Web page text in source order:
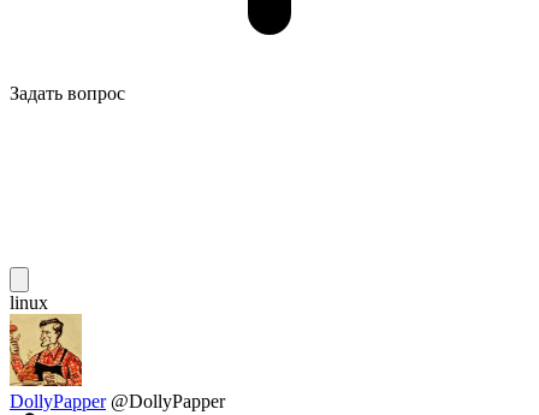
Задать вопрос
linux
DollyPapper @DollyPapper